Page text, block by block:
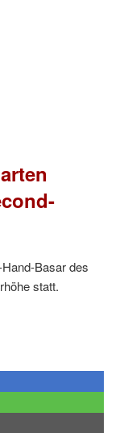
Basar des
statt.